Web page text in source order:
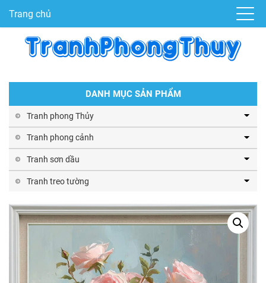
Trang chủ
DANH MỤC SẢN PHẨM
Tranh phong Thủy
Tranh phong cảnh
Tranh sơn dầu
Tranh treo tường